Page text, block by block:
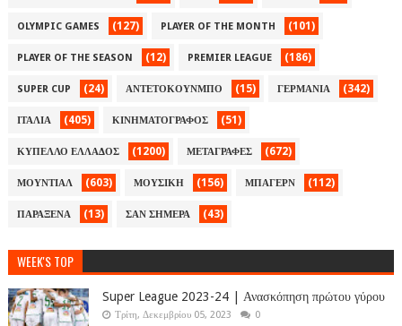
OLYMPIC GAMES (127) PLAYER OF THE MONTH (101)
PLAYER OF THE SEASON (12) PREMIER LEAGUE (186)
SUPER CUP (24) ΑΝΤΕΤΟΚΟΥΝΜΠΟ (15) ΓΕΡΜΑΝΙΑ (342)
ΙΤΑΛΙΑ (405) ΚΙΝΗΜΑΤΟΓΡΑΦΟΣ (51)
ΚΥΠΕΛΛΟ ΕΛΛΑΔΟΣ (1200) ΜΕΤΑΓΡΑΦΕΣ (672)
ΜΟΥΝΤΙΑΛ (603) ΜΟΥΣΙΚΗ (156) ΜΠΑΓΕΡΝ (112)
ΠΑΡΑΞΕΝΑ (13) ΣΑΝ ΣΗΜΕΡΑ (43)
WEEK'S TOP
Super League 2023-24 | Ανασκόπηση πρώτου γύρου
Τρίτη, Δεκεμβρίου 05, 2023 0